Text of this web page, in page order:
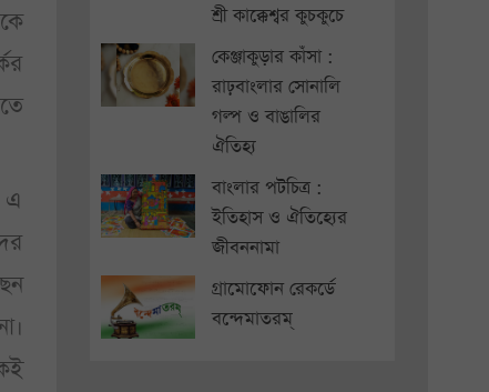
এ
শ্রী কাক্কেশ্বর কুচকুচে
কেঞ্জাকুড়ার কাঁসা :
রাঢ়বাংলার সোনালি
গল্প ও বাঙালির
ঐতিহ্য
বাংলার পটচিত্র :
ইতিহাস ও ঐতিহ্যের
জীবননামা
গ্রামোফোন রেকর্ডে
বন্দেমাতরম্